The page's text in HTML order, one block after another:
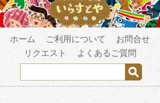
ホーム ご利用について
お問合せ
リクエスト
よくあるご質問